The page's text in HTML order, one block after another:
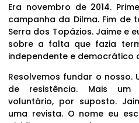
Era novembro de 2014.
campanha da Dilma. Fim de
Serra dos Topázios. Jaime e
sobre a falta que fazia
independente e democrático
Resolvemos fundar o nosso.
de resistência. Mais um
voluntário, por suposto.
uma revista. O nome eu